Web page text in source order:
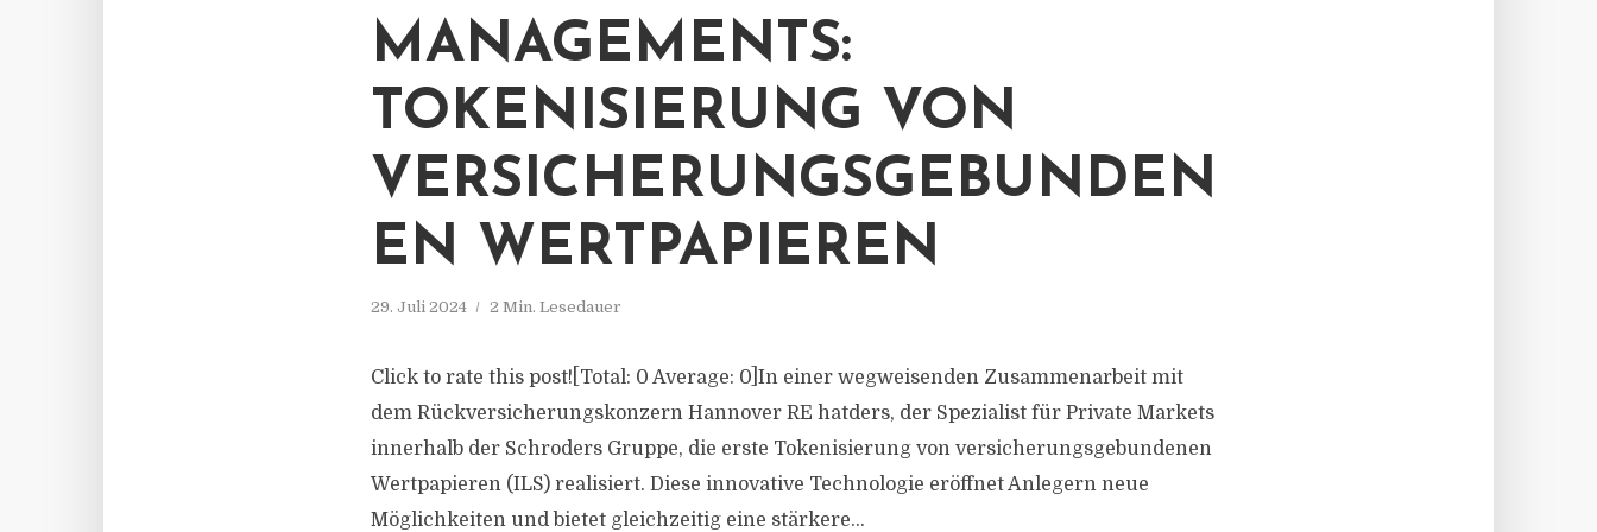
MANAGEMENTS:
TOKENISIERUNG VON
VERSICHERUNGSGEBUNDEN
EN WERTPAPIEREN
29. Juli 2024 2 Min. Lesedauer
Click to rate this post![Total: 0 Average: 0]In einer wegweisenden Zusammenarbeit mit
dem Rückversicherungskonzern Hannover RE hatders, der Spezialist für Private Markets
innerhalb der Schroders Gruppe, die erste Tokenisierung von versicherungsgebundenen
Wertpapieren (ILS) realisiert. Diese innovative Technologie eröffnet Anlegern neue
Möglichkeiten und bietet gleichzeitig eine stärkere...